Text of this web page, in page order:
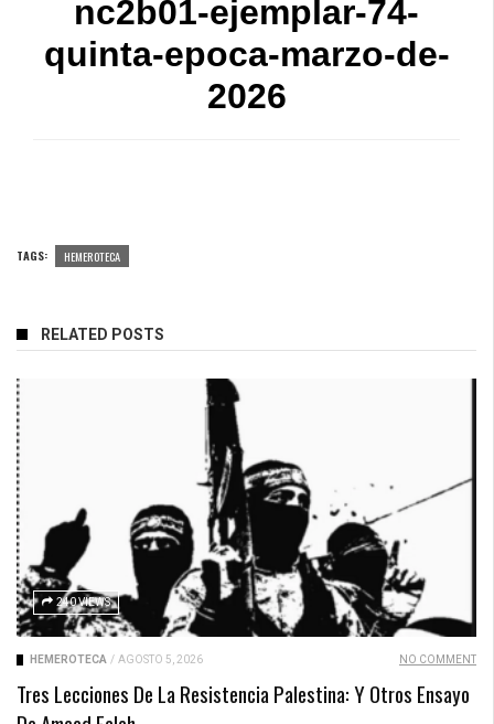
nc2b01-ejemplar-74-
quinta-epoca-marzo-de-
2026
TAGS: HEMEROTECA
RELATED POSTS
240 VIEWS
HEMEROTECA / AGOSTO 5, 2026 NO COMMENT
Tres Lecciones De La Resistencia Palestina: Y Otros Ensayo